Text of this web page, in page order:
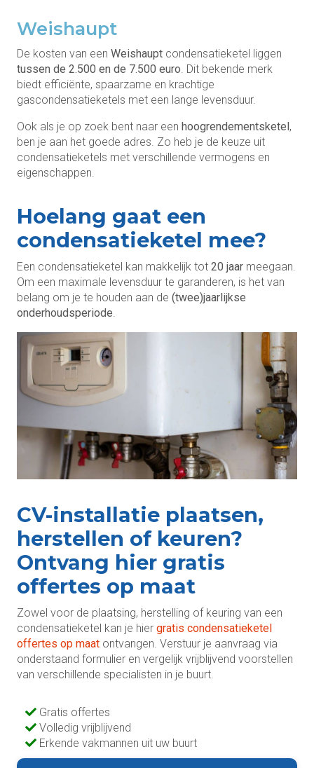
Weishaupt
De kosten van een Weishaupt condensatieketel liggen
tussen de 2.500 en de 7.500 euro. Dit bekende merk
biedt efficiënte, spaarzame en krachtige
gascondensatieketels met een lange levensduur.
Ook als je op zoek bent naar een hoogrendementsketel,
ben je aan het goede adres. Zo heb je de keuze uit
condensatieketels met verschillende vermogens en
eigenschappen.
Hoelang gaat een
condensatieketel mee?
Een condensatieketel kan makkelijk tot 20 jaar meegaan.
Om een maximale levensduur te garanderen, is het van
belang om je te houden aan de (twee)jaarlijkse
onderhoudsperiode.
CV-installatie plaatsen,
herstellen of keuren?
Ontvang hier gratis
offertes op maat
Zowel voor de plaatsing, herstelling of keuring van een
condensatieketel kan je hier gratis condensatieketel
offertes op maat ontvangen. Verstuur je aanvraag via
onderstaand formulier en vergelijk vrijblijvend voorstellen
van verschillende specialisten in je buurt.
Gratis offertes
Volledig vrijblijvend
Erkende vakmannen uit uw buurt